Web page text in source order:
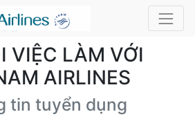
VIỆC LÀM VỚI
AIRLINES
tin tuyển dụng